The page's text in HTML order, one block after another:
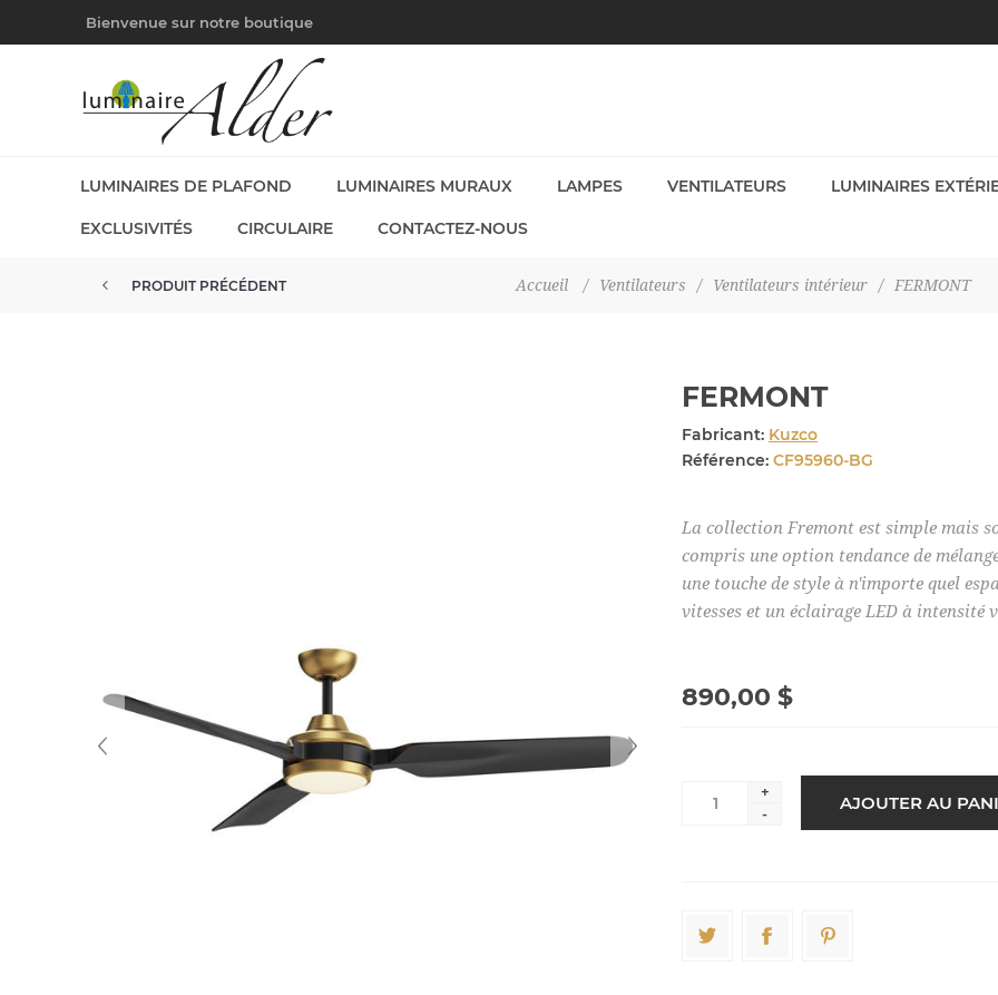
Bienvenue sur notre boutique
LUMINAIRES DE PLAFOND LUMINAIRES MURAUX LAMPES VENTILATEURS LUMINAIRES
EXCLUSIVITÉS CIRCULAIRE CONTACTEZ-NOUS
Accueil / Ventilateurs / Ventilateurs intérieur / FERMONT
PRODUIT PRÉCÉDENT
FERMONT
Fabricant: Kuzco
Référence: CF95960-BG
La collection Fremont est simple mais
compris une option tendance de
une touche de style à n'importe quel
vitesses et un éclairage LED à intensité
890,00 $
+
-